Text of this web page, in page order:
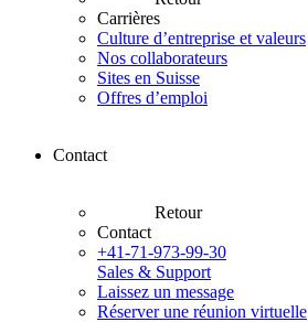
Carrières
Culture d’entreprise et valeurs
Nos collaborateurs
Sites en Suisse
Offres d’emploi
Contact
Retour
Contact
+41-71-973-99-30
Sales & Support
Laissez un message
Réserver une réunion virtuelle